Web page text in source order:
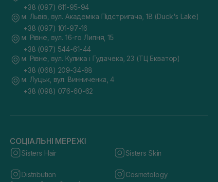
+38 (097) 611-95-94
м. Львів, вул. Академіка Підстригача, 1В (Duck's Lake)
+38 (097) 101-97-16
м. Рівне, вул. 16-го Липня, 15
+38 (097) 544-61-44
м. Рівне, вул. Кулика і Гудачека, 23 (ТЦ Екватор)
+38 (068) 209-34-88
м. Луцьк, вул. Винниченка, 4
+38 (098) 076-60-62
СОЦІАЛЬНІ МЕРЕЖІ
Sisters Hair Sisters Skin
Distribution Cosmetology